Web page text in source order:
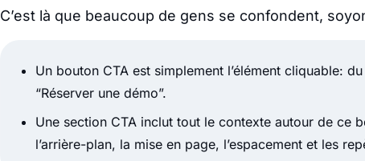
C’est là que beaucoup de gens se confondent,
Un bouton CTA est simplement l’élément cliquable:
“Réserver une démo”.
Une section CTA inclut tout le contexte autour de ce
l’arrière-plan, la mise en page, l’espacement et les